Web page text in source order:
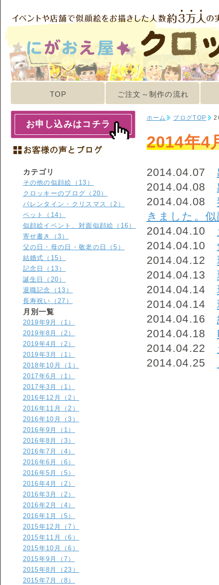
TOP ご注文～制作の流れ
ホーム ブログTOP
2014年4
2014.04.07
2014.04.08
2014.04.08
きました。
2014.04.10
2014.04.10
2014.04.12
2014.04.13
2014.04.14
2014.04.14
2014.04.16
2014.04.18
2014.04.22
2014.04.25
お申し込みはコチラ
カテゴリ
その他の似顔絵（13）
クロッキーのブログ（20）
バレンタイン・クリスマス（2）
ペット（14）
似顔絵イベント、対面似顔絵（16）
寄せ書き（3）
父の日・母の日・敬老の日（5）
結婚式（15）
記念日（13）
誕生日（20）
退職記念（13）
長寿祝い（27）
月別一覧
2019年9月（1）
2019年8月（2）
2019年4月（2）
2019年3月（1）
2018年10月（1）
2017年6月（1）
2017年3月（1）
2016年12月（2）
2016年11月（2）
2016年10月（3）
2016年9月（1）
2016年8月（3）
2016年7月（4）
2016年6月（6）
2016年5月（5）
2016年4月（2）
2016年3月（2）
2016年2月（4）
2016年1月（5）
2015年12月（7）
2015年11月（6）
2015年10月（6）
2015年9月（7）
2015年8月（23）
2015年7月（8）